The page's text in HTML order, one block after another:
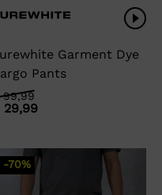
Garment Dye
Pants
99,99
29,99
-70%